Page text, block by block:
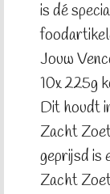
is dé
Jouw
10x 225g
Dit houdt
Zacht
geprijsd is
Zacht